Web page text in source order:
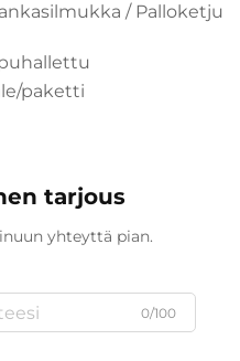
/ Palloketju
paketti
tarjous
yhteyttä pian.
0/100